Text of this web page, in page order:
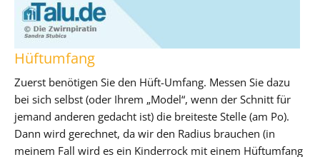
Hüftumfang
Zuerst benötigen Sie den Hüft-Umfang. Messen Sie dazu
bei sich selbst (oder Ihrem „Model“, wenn der Schnitt für
jemand anderen gedacht ist) die breiteste Stelle (am Po).
Dann wird gerechnet, da wir den Radius brauchen (in
meinem Fall wird es ein Kinderrock mit einem Hüftumfang